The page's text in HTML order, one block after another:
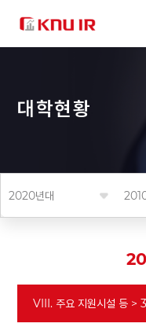
대 학현황
2020년대
VIII. 주요 지원시설 등 >